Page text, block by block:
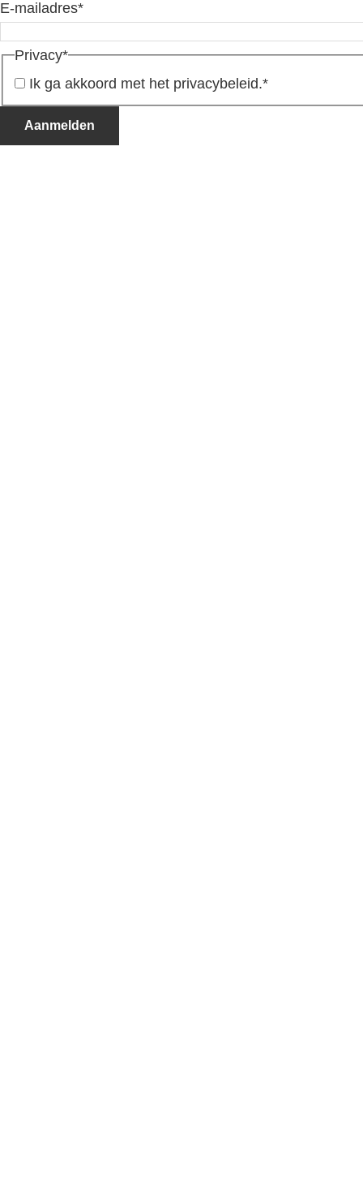
E-mailadres*
Privacy*
Ik ga akkoord met het privacybeleid.*
Aanmelden